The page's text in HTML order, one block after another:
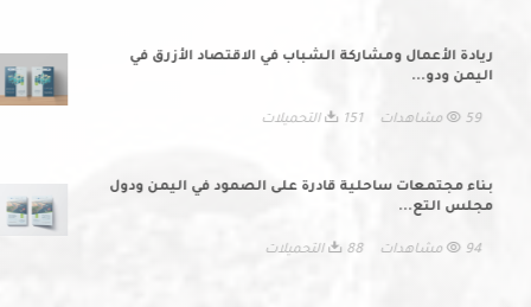
ريادة الأعمال ومشاركة الشباب في الاقتصاد الأزرق في
اليمن ودو...
151 التحميلات
بناء مجتمعات ساحلية قادرة على الصمود في اليمن ودول
مجلس التع...
88 التحميلات